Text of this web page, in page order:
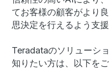
てお客様の顧客がより
思決定を行えるよう支援
Teradataのソリューシ
知りたい方は、以下をご